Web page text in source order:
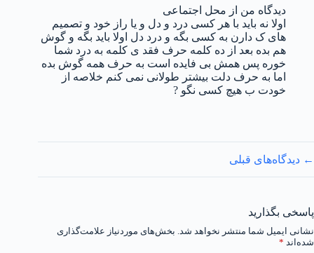
دیدگاه من از محل اجتماعی
اولا نه باید با هر کسی درد و دل و یا راز خود و تصمیم
های ک دارن به کسی بگه و درد دل اولا باید بگه و گوش
هم بده بعد از ده کلمه حرف فقد ی کلمه به درد شما
خوره پس همش بی فایده است به حرف همه گوش بده
اما به حرف دلت بیشتر طولانی نمی کنم خلاصه از
خودت ب هیچ کسی نگو ?
دیدگاه‌ها
← دیدگاه‌های قبلی
پاسخی بگذارید
نشانی ایمیل شما منتشر نخواهد شد. بخش‌های موردنیاز علامت‌گذاری
شده‌اند *